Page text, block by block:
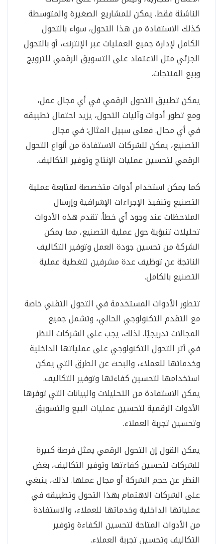
الناشئة فقط. يمكن للمشاريع الصغيرة والمتوسطة
كذلك الاستفادة من هذا التحول، سواء بالتحول
الكامل لإدارة جميع العمليات عبر الإنترنت، أو بالتحول
الجزئي مثل الاعتماد على التسويق الرقمي للترويج
وبيع المنتجات.
يمكن تطبيق التحول الرقمي في أي مجال عمل،
ومع تطور أدوات وآليات التحول، يزيد احتمال تطبيقه
في أي مجال. فعلى سبيل المثال: في مجال
التصنيع، يمكن للشركات الاستفادة من أنواع التحول
الرقمي لتحسين عمليات الإنتاج وتوفير التكاليف.
كما يمكن استخدام أدوات متخصصة لمتابعة عملية
التصنيع وتنفيذ الإجراءات الإشرافية وإرسال
الملاحظات عند وجود أي خطأ. تقدم هذه الأدوات
تحليلات تنبؤية حول عملية التصنيع، مما يمكن
الشركة من تحسين جودة العمل وتوفير التكاليف
الناتجة عن توظيف عدة مشرفين لتغطية عملية
التصنيع بالكامل.
تتطور الأدوات المستخدمة في التحول التقني خاصة
مع التقدم التكنولوجي الحالي، وتشمل جميع
المجالات تدريجيًا. لذلك، يجب على الشركات النظر
في أثر التحول التكنولوجي على عملياتها الداخلية
وخدماتها للعملاء، والبحث عن الطرق التي يمكن
استخدامها لتحسين كفاءتها وتوفير التكاليف.
يمكن الاستفادة من التحليلات والبيانات التي توفرها
الأدوات الرقمية لتحسين عمليات البيع والتسويق
وتحسين تجربة العملاء.
يمكن القول إن التحول الرقمي يمثل فرصة كبيرة
للشركات لتحسين كفاءتها وتوفير التكاليف، بغض
النظر عن حجم الشركة أو مجال عملها. لذلك، ينبغي
على الشركات الاهتمام بهذا التحول وتطبيقه في
عملياتها الداخلية وخدماتها للعملاء، والاستفادة
من الأدوات المتاحة لتحسين الكفاءة وتوفير
التكاليف وتحسين تجربة العملاء.